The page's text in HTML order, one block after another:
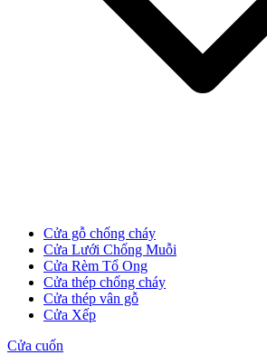
Cửa gỗ chống cháy
Cửa Lưới Chống Muỗi
Cửa Rèm Tổ Ong
Cửa thép chống cháy
Cửa thép vân gỗ
Cửa Xếp
Cửa cuốn